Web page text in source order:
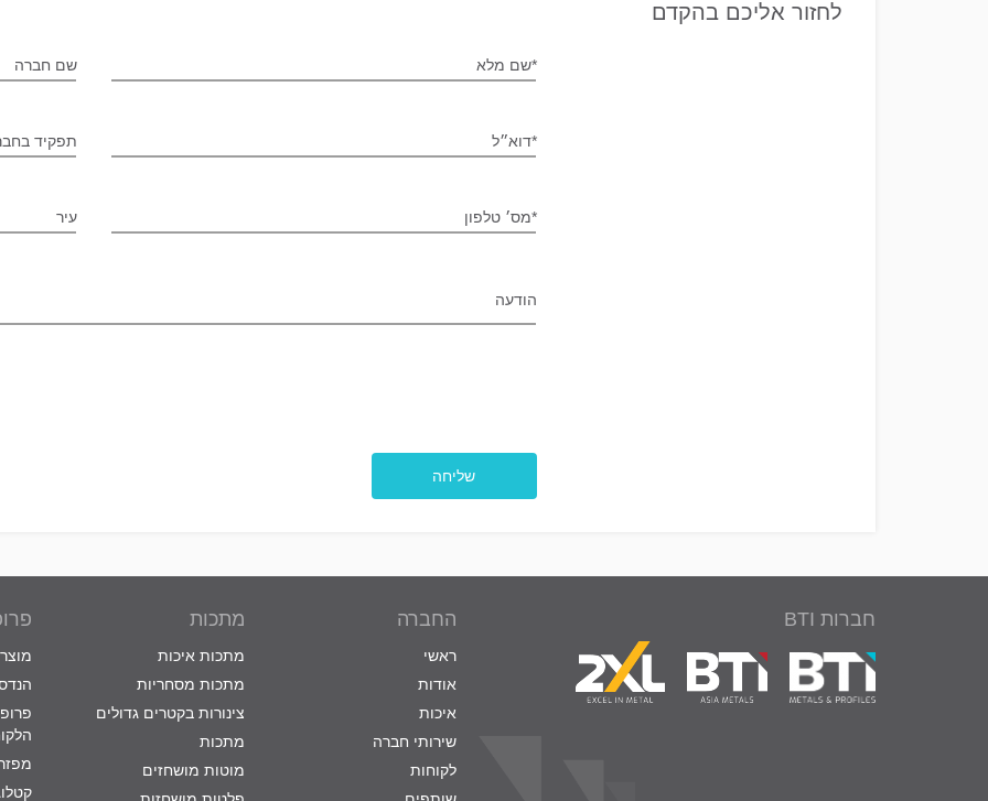
שם חברה *שם מלא
תפקיד *דוא״ל
עיר *מס׳ טלפון
הודעה
לחזור אליכם בהקדם
החברה
ראשי
אודות
איכות
שירותי חברה
לקוחות
מתכות
מתכות איכות
מתכות מסחריות
צינורות בקטרים גדולים
מתכות
מוטות מושחזים
חברות BTI